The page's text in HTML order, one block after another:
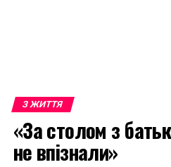
З ЖИТТЯ
«За столом з
не впізнали»